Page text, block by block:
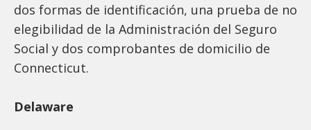
dos formas de identificación, una prueba de no
elegibilidad de la Administración del Seguro
Social y dos comprobantes de domicilio de
Connecticut.
Delaware